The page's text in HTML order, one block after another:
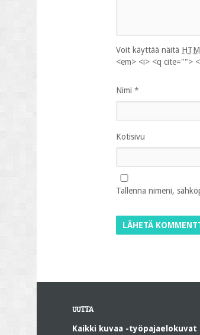
Voit käyttää näitä
<em> <i> <q cite="">
Nimi *
Kotisivu
Tallenna nimeni,
UUTTA
Kaikki kuvaa -työpajaelokuvat